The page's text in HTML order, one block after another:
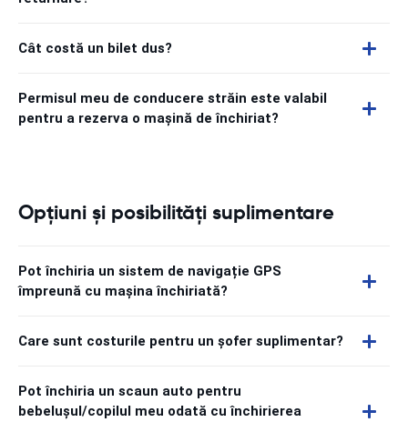
Cât costă un bilet dus?
Permisul meu de conducere străin este valabil
pentru a rezerva o mașină de închiriat?
Opțiuni și posibilități suplimentare
Pot închiria un sistem de navigație GPS
împreună cu mașina închiriată?
Care sunt costurile pentru un șofer suplimentar?
Pot închiria un scaun auto pentru
bebelușul/copilul meu odată cu închirierea